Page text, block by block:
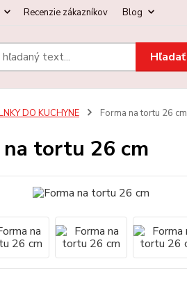
Recenzie zákazníkov Blog
Hľadať
DO KUCHYNE Forma na tortu 26 cm
na tortu 26 cm